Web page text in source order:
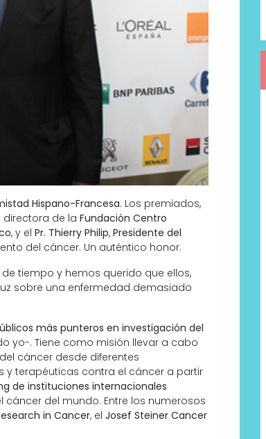
Hispano-Francesa. Los premiados,
directora de la Fundación Centro
, y el Pr. Thierry Philip, Presidente del
del cáncer. Un auténtico honor.
tiempo y hemos querido que ellos,
sobre una enfermedad demasiado
más punteros en investigación del
yo-. Tiene como misión llevar a cabo
cáncer desde diferentes
y terapéuticas contra el cáncer a partir
de instituciones internacionales
del mundo. Entre los numerosos
in Cancer, el Josef Steiner Cancer
Por qué los bálsamos de CBD
tópico se han convertido en
uno de los productos de
bienestar más buscados